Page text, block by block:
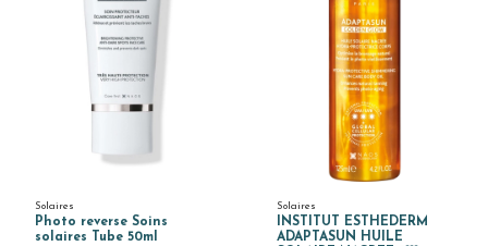
Solaires
Photo reverse Soins
solaires Tube 50ml
Solaires
INSTITUT ESTHEDERM
ADAPTASUN HUILE